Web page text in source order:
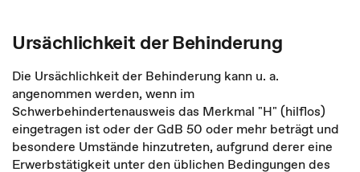
Ursächlichkeit der Behinderung
Die Ursächlichkeit der Behinderung kann u. a.
angenommen werden, wenn im
Schwerbehindertenausweis das Merkmal "H" (hilflos)
eingetragen ist oder der GdB 50 oder mehr beträgt und
besondere Umstände hinzutreten, aufgrund derer eine
Erwerbstätigkeit unter den üblichen Bedingungen des